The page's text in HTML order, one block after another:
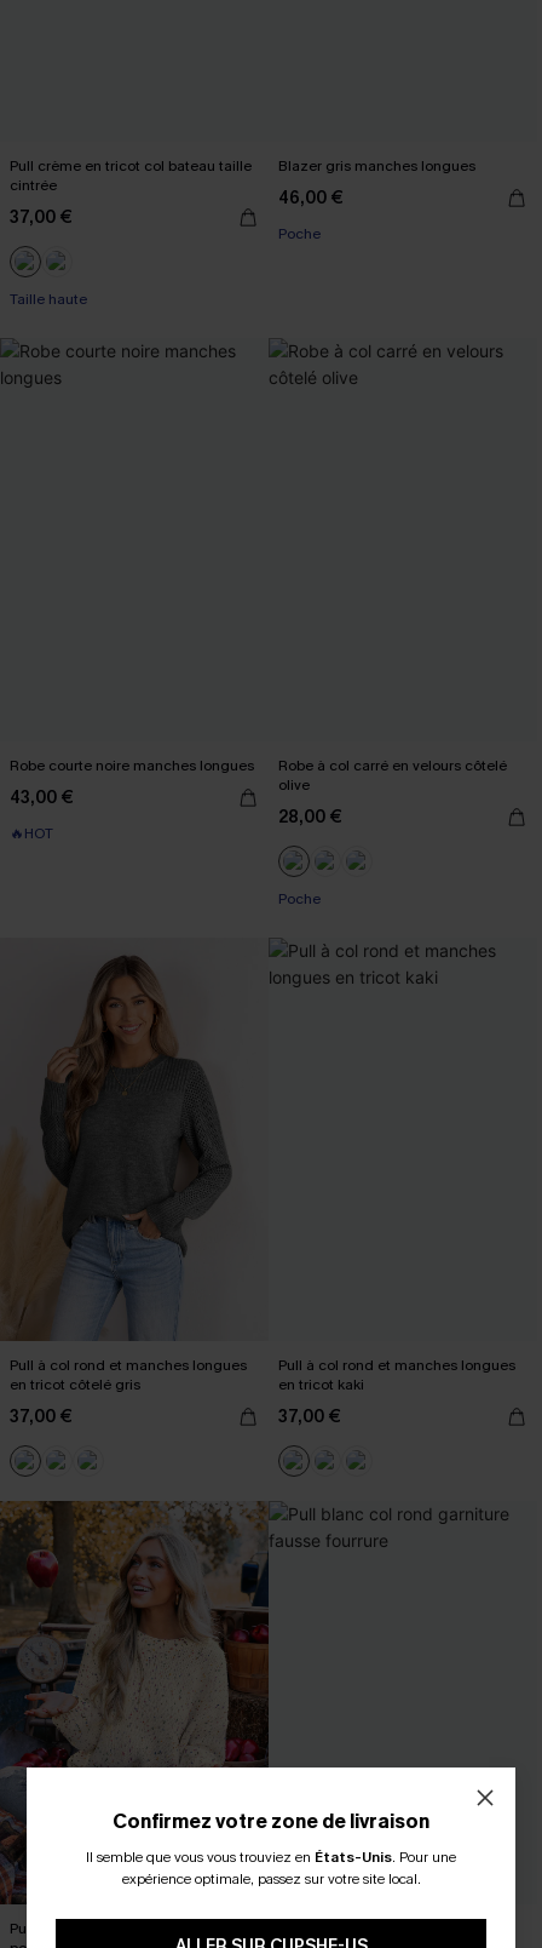
Pull crème en tricot col bateau taille
cintrée
37,00 €
Taille haute
Blazer gris manches longues
46,00 €
Poche
Robe courte noire manches longues
43,00 €
🔥HOT
Robe à col carré en velours côtelé
olive
28,00 €
Poche
Pull à col rond et manches longues
en tricot côtelé gris
37,00 €
Pull à col rond et manches longues
en tricot kaki
37,00 €
Pull avec manches tombantes à
Confirmez votre zone de livraison
Il semble que vous vous trouviez en États-Unis. Pour une
expérience optimale, passez sur votre site local.